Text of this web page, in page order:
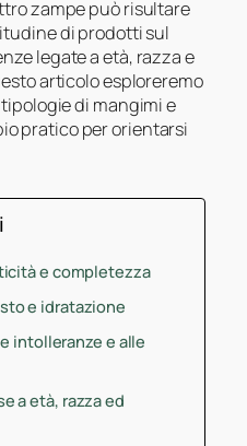
zampe può risultare
di prodotti sul
legate a età, razza e
articolo esploreremo
di mangimi e
pratico per orientarsi
e completezza
e idratazione
intolleranze e alle
a età, razza ed